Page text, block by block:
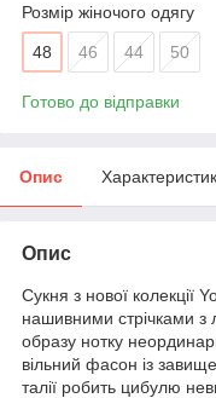
Розмір жіночого одягу
48 46 44 50
Готово до відправки
Опис
Опис
Сукня з нової колекції
нашивними стрічками
образу нотку
вільний фасон із
талії робить цибулю